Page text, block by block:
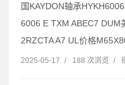
国KAYDON轴承
6006 E TXM ABEC7 DUM
2RZCTA A7 UL价格
2025-05-17 / 188 次浏览 /